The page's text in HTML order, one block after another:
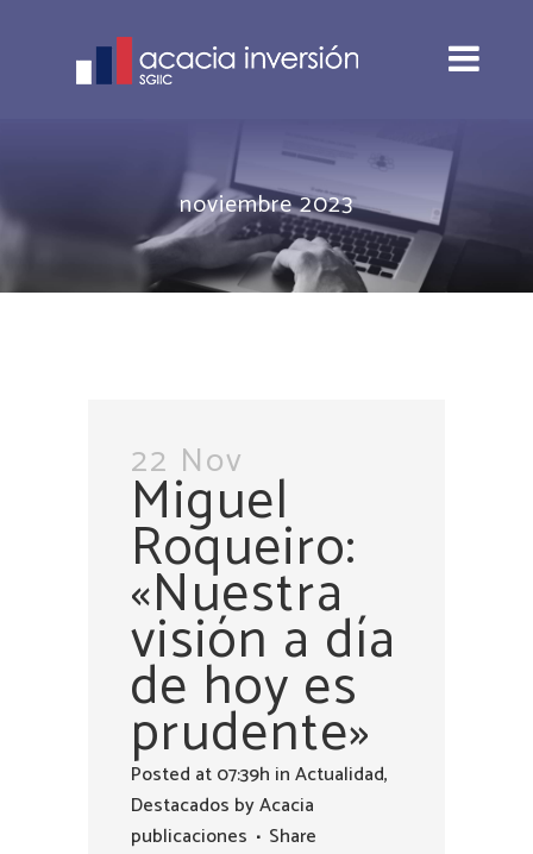
noviembre 2023
22 Nov
Miguel
Roqueiro:
«Nuestra
visión a día
de hoy es
prudente»
Posted at 07:39h inActualidad,
Destacados byAcacia
publicaciones
Share